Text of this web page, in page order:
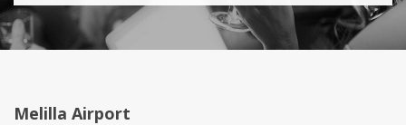
Melilla Airport